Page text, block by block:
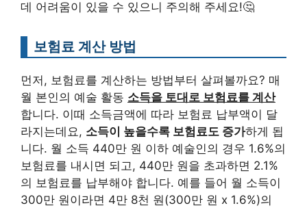
데 어려움이 있을 수 있으니 주의해 주세요!🤔
보험료 계산 방법
먼저, 보험료를 계산하는 방법부터 살펴볼까요? 매
월 본인의 예술 활동 소득을 토대로 보험료를 계산
합니다. 이때 소득금액에 따라 보험료 납부액이 달
라지는데요, 소득이 높을수록 보험료도 증가하게 됩
니다. 월 소득 440만 원 이하 예술인의 경우 1.6%의
보험료를 내시면 되고, 440만 원을 초과하면 2.1%
의 보험료를 납부해야 합니다. 예를 들어 월 소득이
300만 원이라면 4만 8천 원(300만 원 x 1.6%)의